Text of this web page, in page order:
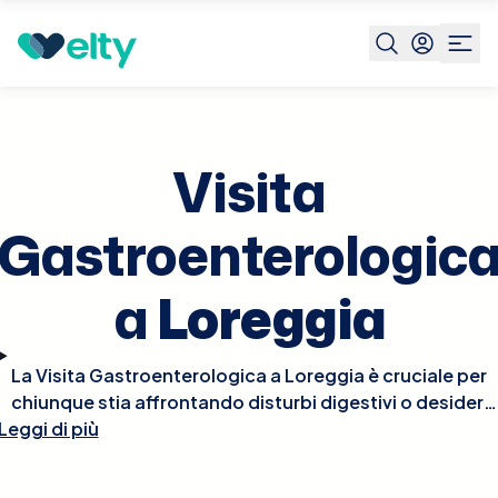
Prenota visita Loreggia
Visita
aLoreggia
La Visita Gastroenterologica a Loreggia è cruciale per
chiunque stia affrontando disturbi digestivi o desideri
valutare la salute del proprio apparato
di più